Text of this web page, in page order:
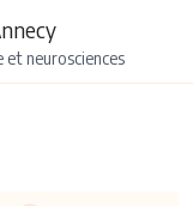
et neurosciences